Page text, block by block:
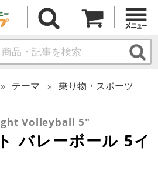
テーマ
乗り物・スポーツ
Volleyball 5"
バレーボール 5イ